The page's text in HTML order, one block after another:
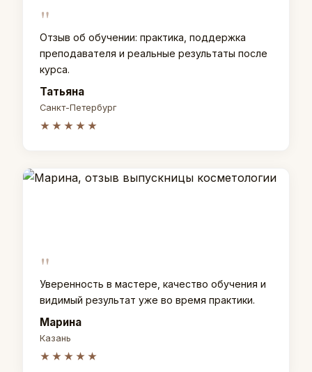
"
Отзыв об обучении: практика, поддержка
преподавателя и реальные результаты после
курса.
Татьяна
Санкт-Петербург
★★★★★
"
Уверенность в мастере, качество обучения и
видимый результат уже во время практики.
Марина
Казань
★★★★★